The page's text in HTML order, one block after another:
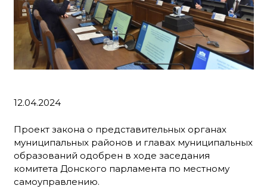
12.04.2024
Проект закона о представительных органах
муниципальных районов и главах муниципальных
образований одобрен в ходе заседания
комитета Донского парламента по местному
самоуправлению.